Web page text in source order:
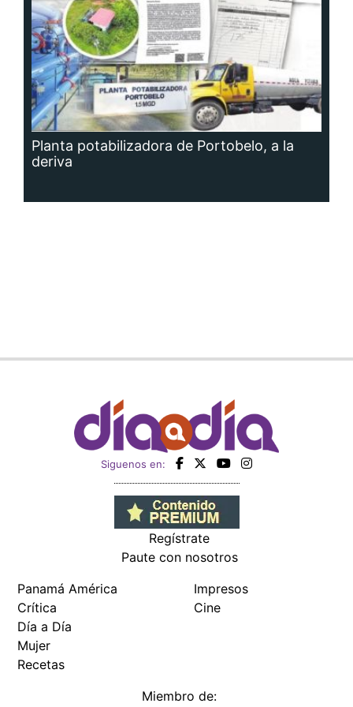
Planta potabilizadora de Portobelo, a la
deriva
Siguenos en:
Regístrate
Paute con nosotros
Panamá América
Crítica
Día a Día
Mujer
Recetas
Impresos
Cine
Miembro de: